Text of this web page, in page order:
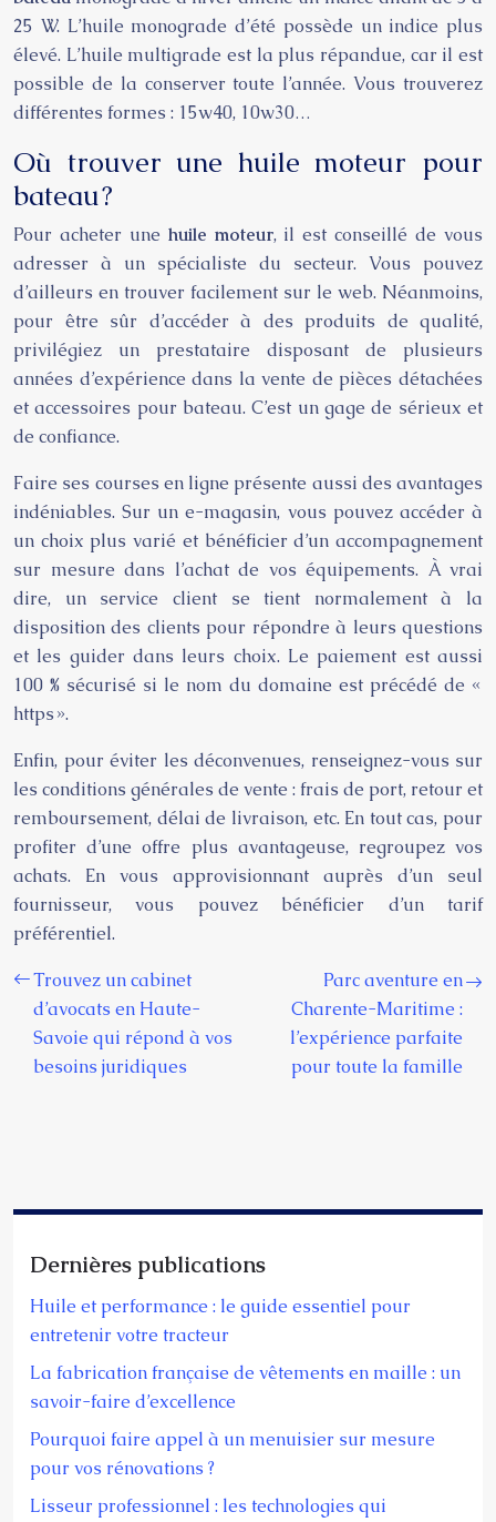
25 W. L’huile monograde d’été possède un indice plus
élevé. L’huile multigrade est la plus répandue, car il est
possible de la conserver toute l’année. Vous trouverez
différentes formes : 15w40, 10w30…
Où trouver une huile moteur pour
bateau ?
Pour acheter une huile moteur, il est conseillé de vous
adresser à un spécialiste du secteur. Vous pouvez
d’ailleurs en trouver facilement sur le web. Néanmoins,
pour être sûr d’accéder à des produits de qualité,
privilégiez un prestataire disposant de plusieurs
années d’expérience dans la vente de pièces détachées
et accessoires pour bateau. C’est un gage de sérieux et
de confiance.
Faire ses courses en ligne présente aussi des avantages
indéniables. Sur un e-magasin, vous pouvez accéder à
un choix plus varié et bénéficier d’un accompagnement
sur mesure dans l’achat de vos équipements. À vrai
dire, un service client se tient normalement à la
disposition des clients pour répondre à leurs questions
et les guider dans leurs choix. Le paiement est aussi
100 % sécurisé si le nom du domaine est précédé de «
https ».
Enfin, pour éviter les déconvenues, renseignez-vous sur
les conditions générales de vente : frais de port, retour et
remboursement, délai de livraison, etc. En tout cas, pour
profiter d’une offre plus avantageuse, regroupez vos
achats. En vous approvisionnant auprès d’un seul
fournisseur, vous pouvez bénéficier d’un tarif
préférentiel.
Trouvez un cabinet
d’avocats en Haute-
Savoie qui répond à vos
besoins juridiques
Parc aventure en
Charente-Maritime :
l’expérience parfaite
pour toute la famille
Dernières publications
Huile et performance : le guide essentiel pour
entretenir votre tracteur
La fabrication française de vêtements en maille : un
savoir-faire d’excellence
Pourquoi faire appel à un menuisier sur mesure
pour vos rénovations ?
Lisseur professionnel : les technologies qui